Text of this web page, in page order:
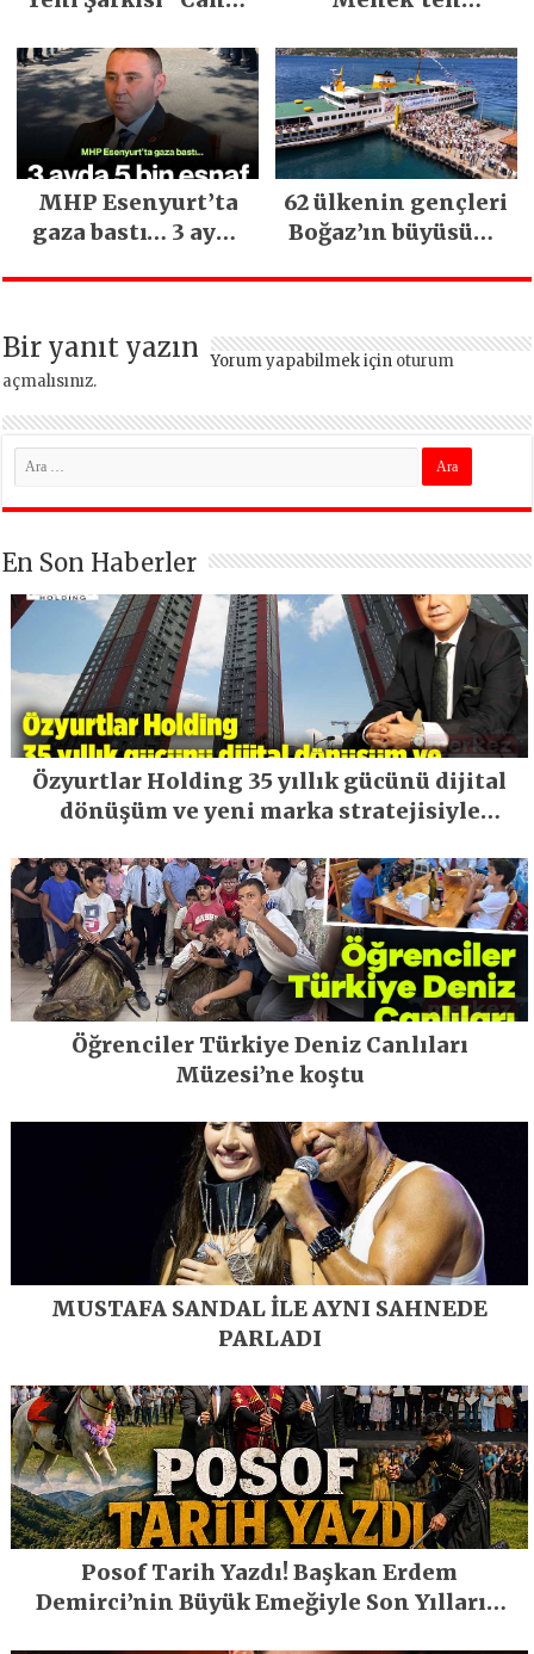
İlgi Gördü!..
heyelan sonrası
kritik uyarı
MHP Esenyurt’ta
gaza bastı… 3 ayda
edildi
62 ülkenin gençleri
Boğaz’ın büyüsüne
Bir yanıt yazın Yorum yapabilmek için oturum
açmalısınız.
En Son Haberler
Özyurtlar Holding 35 yıllık gücünü dijital
dönüşüm ve yeni marka stratejisiyle
Öğrenciler Türkiye Deniz Canlıları
Müzesi’ne koştu
MUSTAFA SANDAL İLE AYNI SAHNEDE
PARLADI
Posof Tarih Yazdı! Başkan Erdem
Demirci’nin Büyük Emeğiyle Son Yılların